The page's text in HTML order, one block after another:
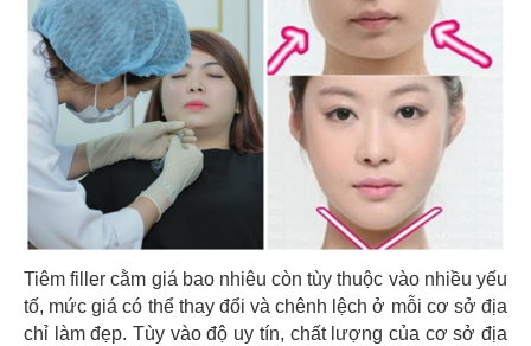
Tiêm filler cằm giá bao nhiêu còn tùy thuộc vào nhiều yếu
tố, mức giá có thể thay đổi và chênh lệch ở mỗi cơ sở địa
chỉ làm đẹp. Tùy vào độ uy tín, chất lượng của cơ sở địa